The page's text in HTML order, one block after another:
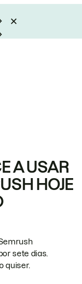
A USAR
HOJE
sete dias.
quiser.